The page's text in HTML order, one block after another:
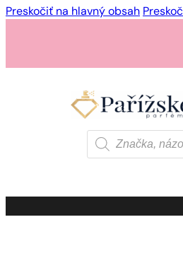
Preskočiť na hlavný obsah
1 - 3 ks.
Products
search